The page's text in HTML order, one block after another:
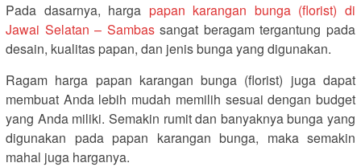
Pada dasarnya, harga papan karangan bunga (florist) di
Jawai Selatan – Sambassangat beragam tergantung pada
desain, kualitas papan, dan jenis bunga yang digunakan.
Ragam harga papan karangan bunga (florist) juga dapat
membuat Anda lebih mudah memilih sesuai dengan budget
yang Anda miliki. Semakin rumit dan banyaknya bunga yang
digunakan pada papan karangan bunga, maka semakin
mahal juga harganya.